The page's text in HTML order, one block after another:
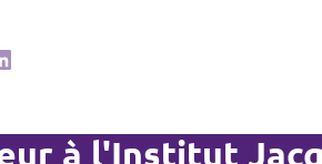
à l'Institut